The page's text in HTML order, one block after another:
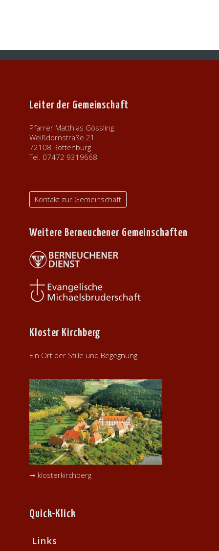
Leiter der Gemeinschaft
Pfarrer Matthias Gössling
Weißdornstraße 21
72108 Rottenburg
Tel. 07472 9319668
Kontakt zur Gemeinschaft
Weitere Berneuchener Gemeinschaften
Kloster Kirchberg
Ein Ort der Stille und Begegnung
➞ klosterkirchberg
Quick-Klick
Links